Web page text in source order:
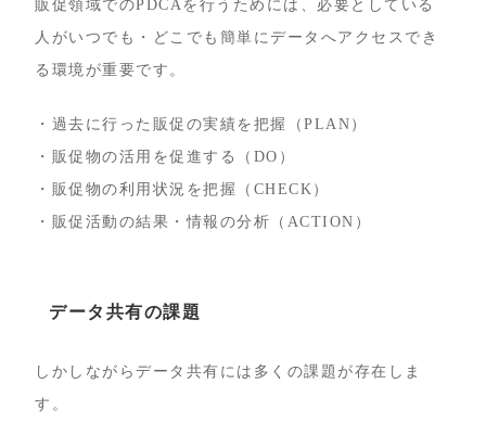
販促領域でのPDCAを行うためには、必要としている
人がいつでも・どこでも簡単にデータへアクセスでき
る環境が重要です。
・過去に行った販促の実績を把握（PLAN）
・販促物の活用を促進する（DO）
・販促物の利用状況を把握（CHECK）
・販促活動の結果・情報の分析（ACTION）
データ共有の課題
しかしながらデータ共有には多くの課題が存在しま
す。